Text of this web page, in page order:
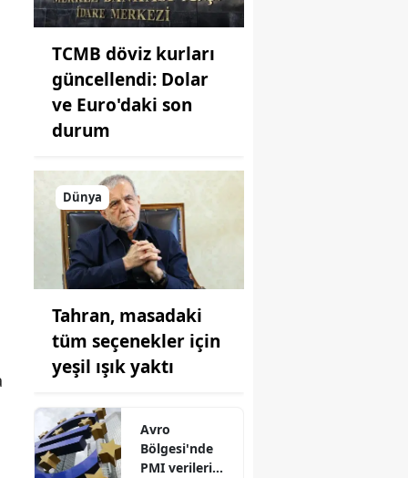
TCMB döviz kurları
güncellendi: Dolar
ve Euro'daki son
durum
Dünya
Tahran, masadaki
tüm seçenekler için
yeşil ışık yaktı
Avro
Bölgesi'nde
PMI verileri